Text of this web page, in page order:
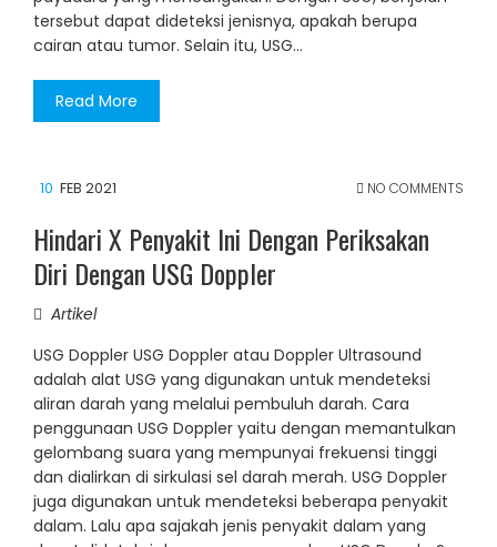
tersebut dapat dideteksi jenisnya, apakah berupa
cairan atau tumor. Selain itu, USG…
Read More
10 FEB 2021 NO COMMENTS
Hindari X Penyakit Ini Dengan Periksakan
Diri Dengan USG Doppler
Artikel
USG Doppler USG Doppler atau Doppler Ultrasound
adalah alat USG yang digunakan untuk mendeteksi
aliran darah yang melalui pembuluh darah. Cara
penggunaan USG Doppler yaitu dengan memantulkan
gelombang suara yang mempunyai frekuensi tinggi
dan dialirkan di sirkulasi sel darah merah. USG Doppler
juga digunakan untuk mendeteksi beberapa penyakit
dalam. Lalu apa sajakah jenis penyakit dalam yang